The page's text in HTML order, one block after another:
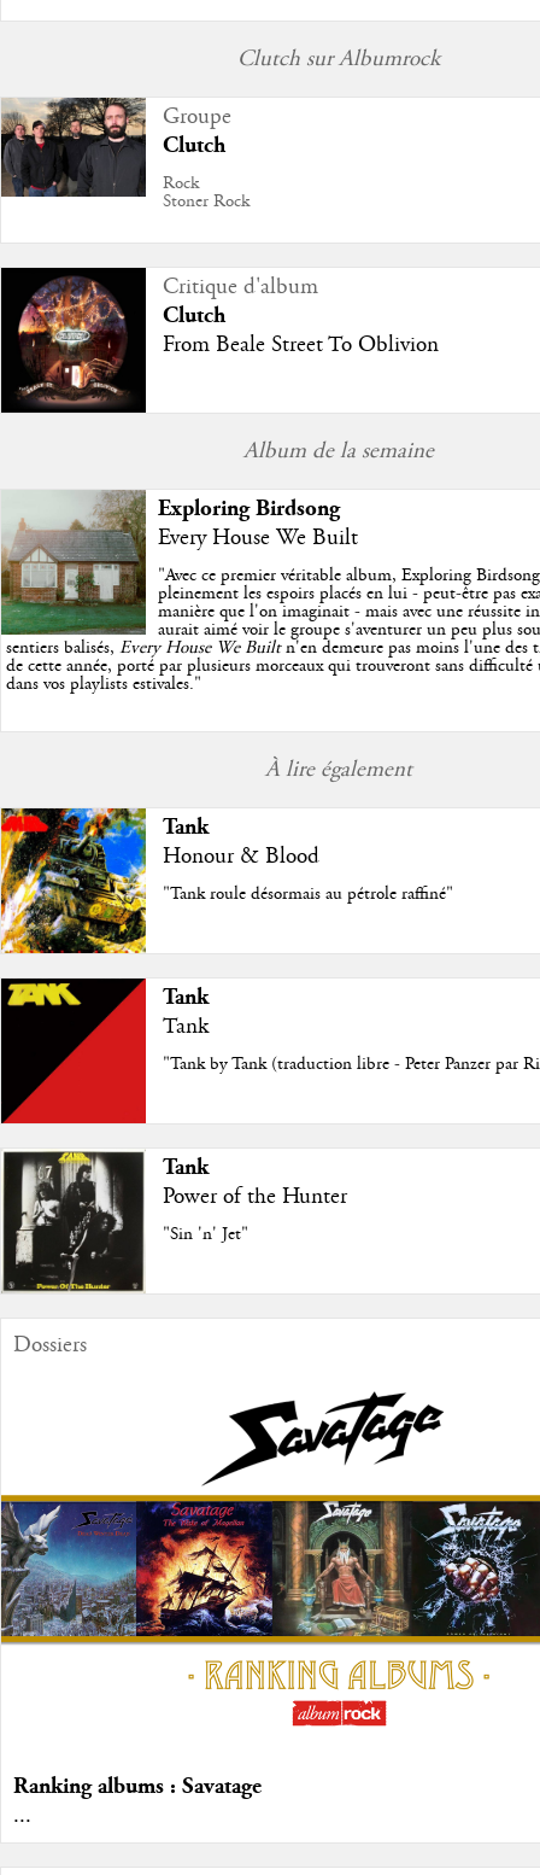
Clutch sur Albumrock
Groupe
Clutch
Rock
Stoner Rock
Critique d'album
Clutch
From Beale Street To Oblivion
Album de la semaine
Exploring Birdsong
Every House We Built
"Avec ce premier véritable album, Exploring
pleinement les espoirs placés en lui - peut-être pas
manière que l'on imaginait - mais avec une réussite
aurait aimé voir le groupe s'aventurer un peu plus
sentiers balisés, Every House We Builtn'en demeure pas moins l'une des
de cette année, porté par plusieurs morceaux qui trouveront sans difficulté
dans vos playlists estivales."
À lire également
Tank
Honour & Blood
"Tank roule désormais au pétrole raffiné"
Tank
Tank
"Tank by Tank (traduction libre - Peter Panzer par
Tank
Power of the Hunter
"Sin 'n' Jet"
Dossiers
Ranking albums : Savatage
...